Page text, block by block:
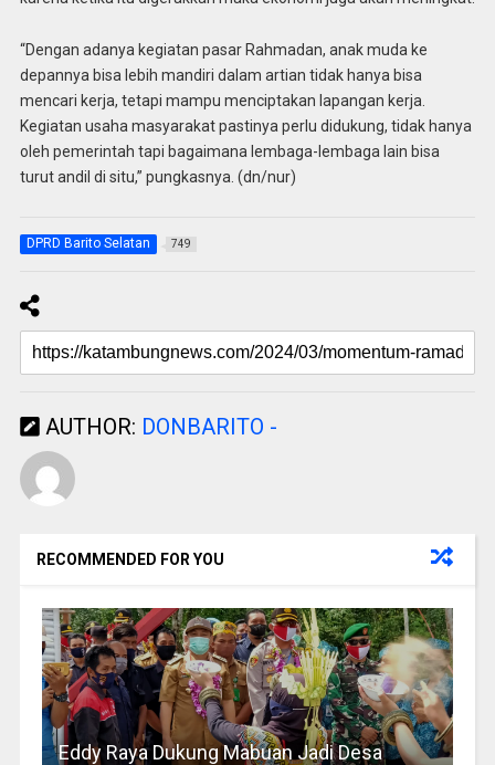
“Dengan adanya kegiatan pasar Rahmadan, anak muda ke
depannya bisa lebih mandiri dalam artian tidak hanya bisa
mencari kerja, tetapi mampu menciptakan lapangan kerja.
Kegiatan usaha masyarakat pastinya perlu didukung, tidak hanya
oleh pemerintah tapi bagaimana lembaga-lembaga lain bisa
turut andil di situ,” pungkasnya. (dn/nur)
DPRD Barito Selatan 749
AUTHOR: DONBARITO -
RECOMMENDED FOR YOU
Eddy Raya Dukung Mabuan Jadi Desa